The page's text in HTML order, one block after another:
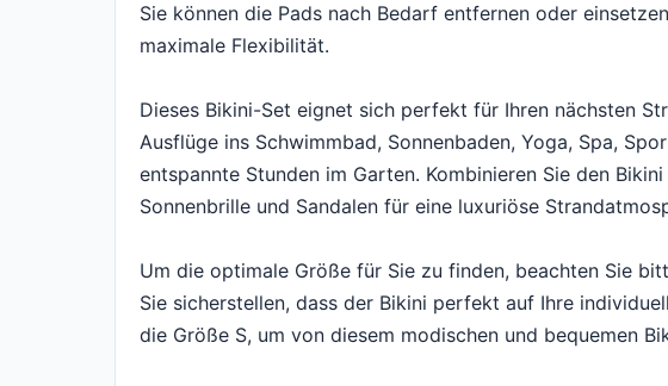
Sie können die Pads nach Bedarf entfernen oder
maximale Flexibilität.
Dieses Bikini-Set eignet sich perfekt für Ihren nächsten
Ausflüge ins Schwimmbad, Sonnenbaden, Yoga, Spa,
entspannte Stunden im Garten. Kombinieren Sie den
Sonnenbrille und Sandalen für eine luxuriöse
Um die optimale Größe für Sie zu finden, beachten Sie
Sie sicherstellen, dass der Bikini perfekt auf Ihre
die Größe S, um von diesem modischen und bequemen